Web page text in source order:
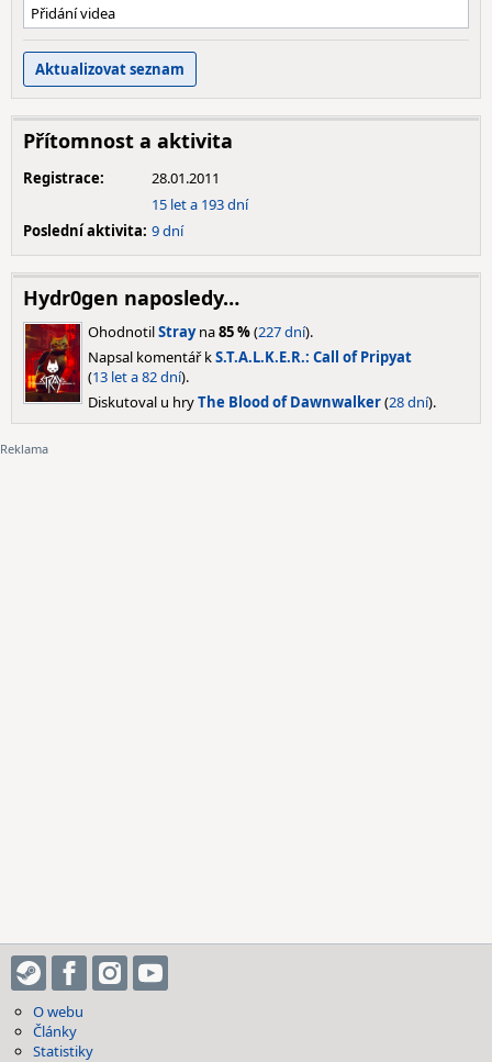
Přidání videa
Přítomnost a aktivita
Registrace:
28.01.2011
15 let a 193 dní
Poslední aktivita: 9 dní
Hydr0gen naposledy…
OhodnotilStrayna85 %(227 dní).
Napsal komentář kS.T.A.L.K.E.R.: Call of Pripyat
(13 let a 82 dní).
Diskutoval u hryThe Blood of Dawnwalker(28 dní).
O webu
Články
Statistiky